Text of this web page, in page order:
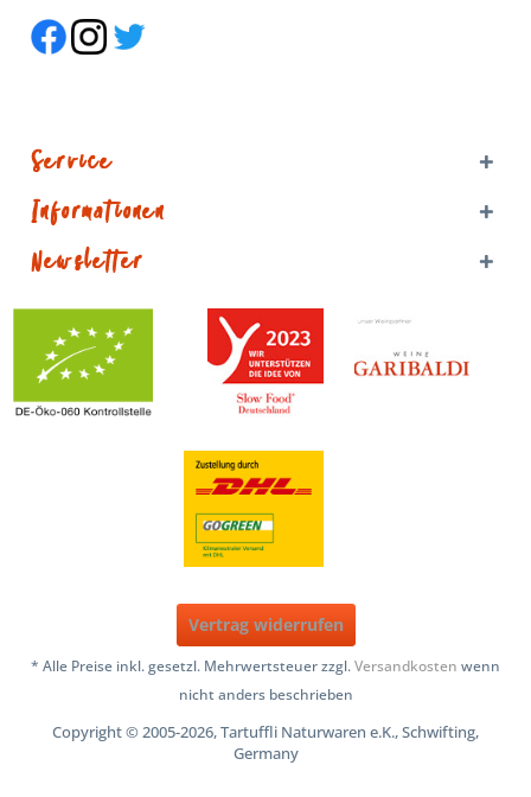
Service
Informationen
Newsletter
Vertrag widerrufen
* Alle Preise inkl. gesetzl. Mehrwertsteuer zzgl.Versandkosten wenn
nicht anders beschrieben
Copyright © 2005-2026, Tartuffli Naturwaren e.K., Schwifting,
Germany